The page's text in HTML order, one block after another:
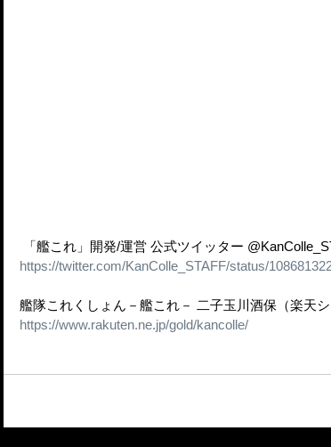
「艦これ」開発/運営 公式ツイ
https://twitter.com/KanColle_STAFF/status/
艦隊これくしょん－艦これ－ 二子玉川酒保（楽天シ
https://www.rakuten.ne.jp/gold/kancolle/